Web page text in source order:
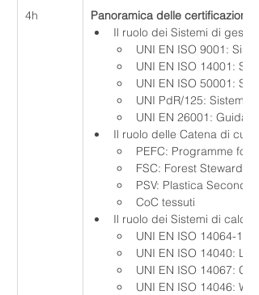
4h
Panoramica delle certificazioni
Il ruolo dei Sistemi di
UNI EN ISO 9001:
UNI EN ISO 14001:
UNI EN ISO 50001:
UNI PdR/125: Sistema
UNI EN 26001: Guida
Il ruolo delle Catena di
PEFC: Programme for
FSC: Forest
PSV: Plastica Seconda
CoC tessuti
Il ruolo dei Sistemi di
UNI EN ISO 14064-1:
UNI EN ISO 14040:
UNI EN ISO 14067:
UNI EN ISO 14046: